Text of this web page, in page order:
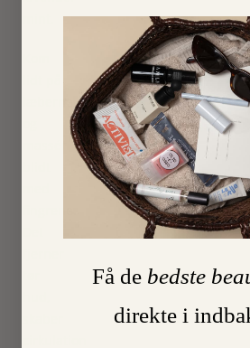
Få de bedste
direkte i